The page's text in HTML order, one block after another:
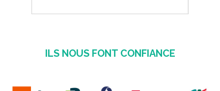
ILS NOUS FONT CONFIANCE